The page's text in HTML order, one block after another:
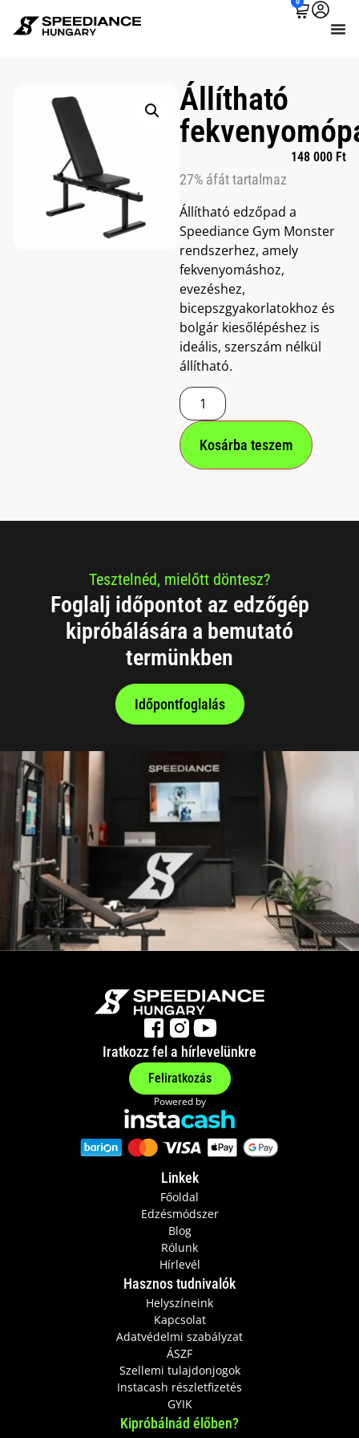
Állítható
148 000 Ft
27% áfát tartalmaz
Állítható edzőpad a
Speediance Gym Monster
rendszerhez, amely
fekvenyomáshoz,
evezéshez,
bicepszgyakorlatokhoz és
bolgár kiesőlépéshez is
ideális, szerszám nélkül
állítható.
Kosárba teszem
Tesztelnéd, mielőtt döntesz?
Foglalj időpontot az edzőgép
kipróbálására a bemutató
termünkben
Időpontfoglalás
Iratkozz fel a hírlevelünkre
Feliratkozás
Powered by
Linkek
Főoldal
Edzésmódszer
Blog
Rólunk
Hírlevél
Hasznos tudnivalók
Helyszíneink
Kapcsolat
Adatvédelmi szabályzat
ÁSZF
Szellemi tulajdonjogok
Instacash részletfizetés
GYIK
Kipróbálnád élőben?